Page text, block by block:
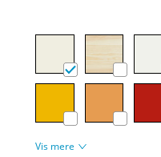
Vis mere